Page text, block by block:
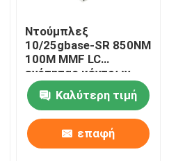
Ντούμπλεξ
10/25gbase-SR 850NM
100M MMF LC
ενότητας κέντρων
δεδομένων 25G SFP28
Καλύτερη τιμή
επαφή